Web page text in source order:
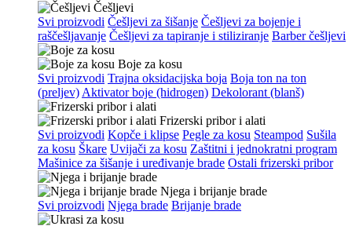
Češljevi
Svi proizvodi Češljevi za šišanje Češljevi za bojenje i
raščešljavanje Češljevi za tapiranje i stiliziranje Barber češljevi
Boje za kosu
Svi proizvodi Trajna oksidacijska boja Boja ton na ton
(preljev) Aktivator boje (hidrogen) Dekolorant (blanš)
Frizerski pribor i alati
Svi proizvodi Kopče i klipse Pegle za kosu Steampod Sušila
za kosu Škare Uvijači za kosu Zaštitni i jednokratni program
Mašinice za šišanje i uređivanje brade Ostali frizerski pribor
Njega i brijanje brade
Svi proizvodi Njega brade Brijanje brade